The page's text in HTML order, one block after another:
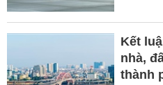
Kết
nhà,
thành